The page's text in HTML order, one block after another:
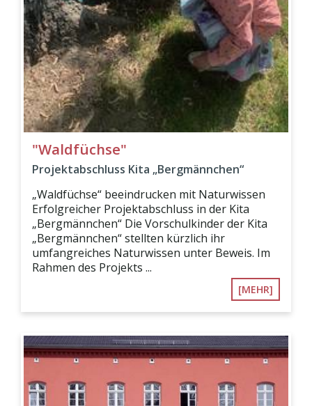
"Waldfüchse"
Projektabschluss Kita „Bergmännchen“
„Waldfüchse“ beeindrucken mit Naturwissen
Erfolgreicher Projektabschluss in der Kita
„Bergmännchen“ Die Vorschulkinder der Kita
„Bergmännchen“ stellten kürzlich ihr
umfangreiches Naturwissen unter Beweis. Im
Rahmen des Projekts ...
[MEHR]